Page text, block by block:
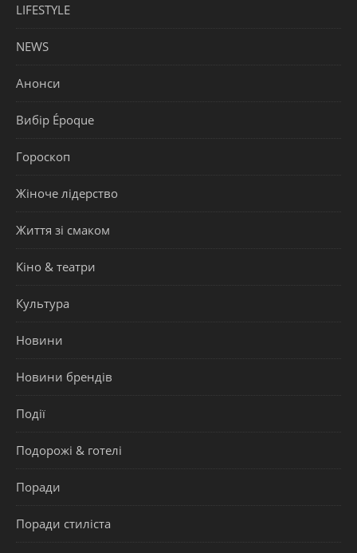
LIFESTYLE
NEWS
Анонси
Вибір Époque
Гороскоп
Жіноче лідерство
Життя зі смаком
Кіно & театри
Культура
Новини
Новини брендів
Події
Подорожі & готелі
Поради
Поради стиліста